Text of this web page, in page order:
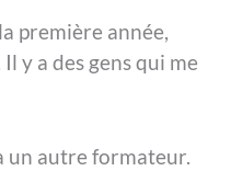
première année,
y a des gens qui me
un autre formateur.